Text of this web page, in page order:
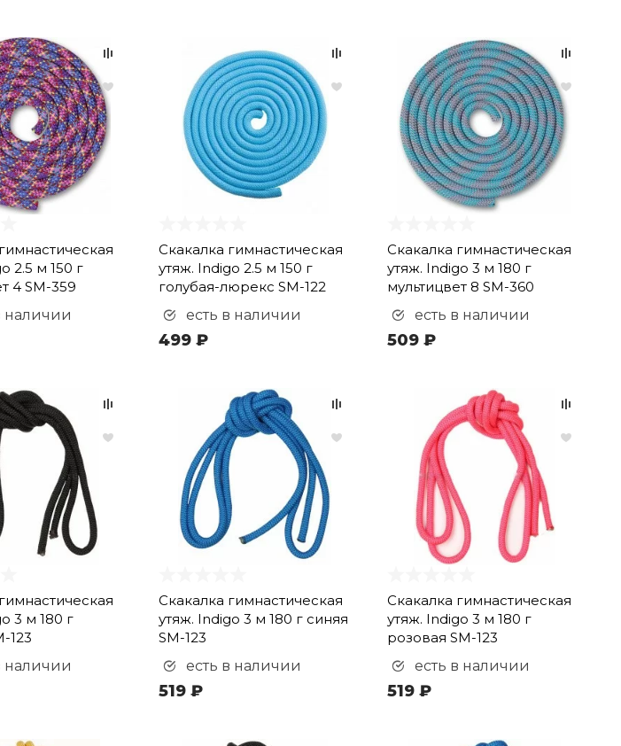
2.5 м 150 г
4 SM-359
наличии
Скакалка гимнастическая
утяж. Indigo 2.5 м 150 г
голубая-люрекс SM-122
есть в наличии
499 ₽
Скакалка гимнастическая
утяж. Indigo 3 м 180 г
мультицвет 8 SM-360
есть в наличии
509 ₽
3 м 180 г
123
наличии
Скакалка гимнастическая
утяж. Indigo 3 м 180 г синяя
SM-123
есть в наличии
519 ₽
Скакалка гимнастическая
утяж. Indigo 3 м 180 г
розовая SM-123
есть в наличии
519 ₽